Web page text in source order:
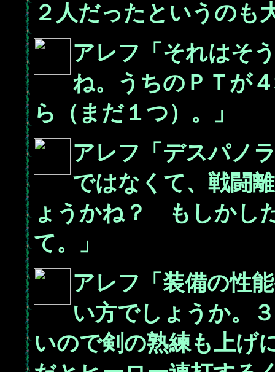
２人だったというのも
アレフ「それはそ
ね。うちのＰＴが
ら（まだ１つ）。」
アレフ「デスパノ
ではなくて、戦闘
ょうかね？ もしかし
て。」
アレフ「装備の性
い方でしょうか。
いので剣の熟練も上げ